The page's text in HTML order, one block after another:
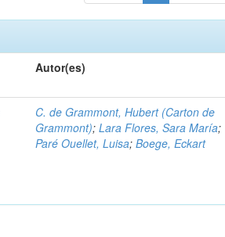
Autor(es)
C. de Grammont, Hubert (Carton de
Grammont);Lara Flores, Sara María;
Paré Ouellet, Luisa;Boege, Eckart